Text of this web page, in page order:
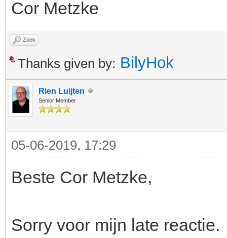
Cor Metzke
Zoek
Thanks given by: BilyHok
Rien Luijten
Senior Member
05-06-2019, 17:29
Beste Cor Metzke,
Sorry voor mijn late reactie.